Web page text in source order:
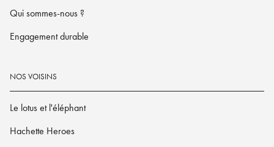
Qui sommes-nous ?
Engagement durable
NOS VOISINS
Le lotus et l'éléphant
Hachette Heroes